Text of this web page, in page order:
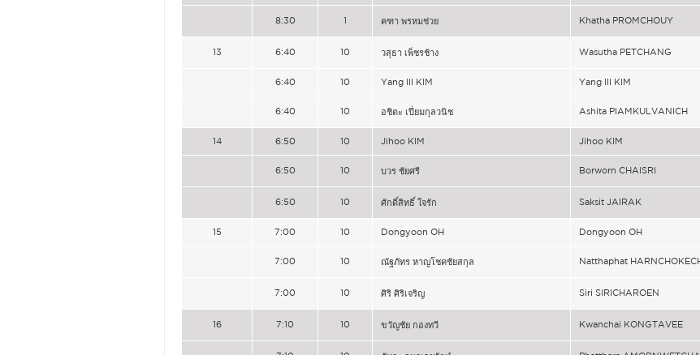
8:30 1 คฑา พรหมช่วย Khatha PROMCHOUY
13 6:40 10 วสุธา เพ็ชรช้าง Wasutha PETCHANG
6:40 10 Yang Ill KIM Yang Ill KIM
6:40 10 อชิตะ เปี่ยมกุลวนิช Ashita PIAMKULVANICH
14 6:50 10 Jihoo KIM Jihoo KIM
6:50 10 บวร ชัยศรี Borworn CHAISRI
6:50 10 ศักดิ์สิทธิ์ ใจรัก Saksit JAIRAK
15 7:00 10 Dongyoon OH Dongyoon OH
7:00 10 ณัฐภัทร หาญโชคชัยสกุล Natthaphat
7:00 10 ศิริ ศิริเจริญ Siri SIRICHAROEN
16 7:10 10 ขวัญชัย กองทวี Kwanchai KONGTAVEE